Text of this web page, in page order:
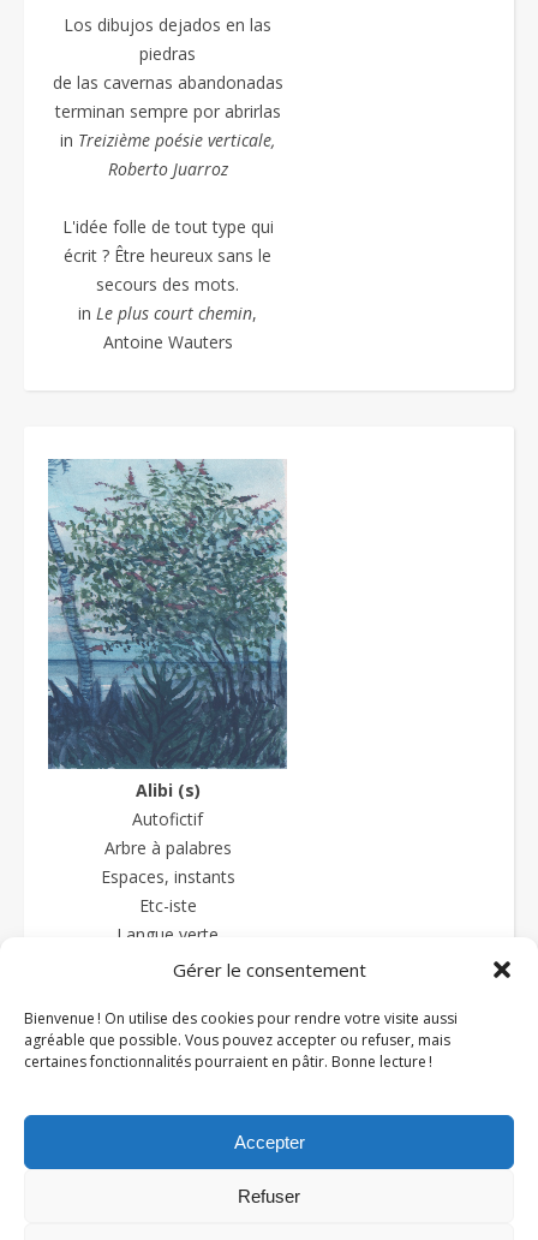
Gérer le consentement
Bienvenue ! On utilise des cookies pour rendre votre visite aussi
agréable que possible. Vous pouvez accepter ou refuser, mais
certaines fonctionnalités pourraient en pâtir. Bonne lecture !
Accepter
Refuser
Los dibujos dejados en las
piedras
de las cavernas abandonadas
terminan sempre por abrirlas
in Treizième poésie verticale,
Roberto Juarroz
L'idée folle de tout type qui
écrit ? Être heureux sans le
secours des mots.
in Le plus court chemin,
Antoine Wauters
Alibi (s)
Autofictif
Arbre à palabres
Espaces, instants
Etc-iste
Langue verte
La langue sauce-piquante
Textures
Zazipo